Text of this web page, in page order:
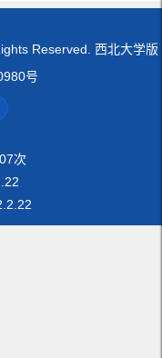
Reserved. 西北大学版
号
次
22
2 22